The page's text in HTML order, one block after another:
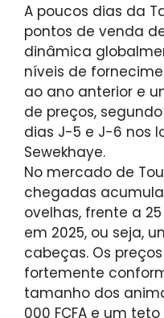
A poucos dias da
pontos de venda
dinâmica
níveis de
ao ano anterior e
de preços,
dias J-5 e J-6 nos
Sewekhaye.
No mercado de
chegadas
ovelhas, frente a
em 2025, ou seja,
cabeças. Os
fortemente
tamanho dos
000 FCFA e um